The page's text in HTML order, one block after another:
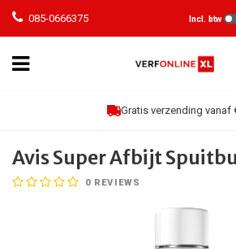
085-0666375 Incl. btw
Gratis verzending vanaf
Avis Super Afbijt
0 REVIEWS